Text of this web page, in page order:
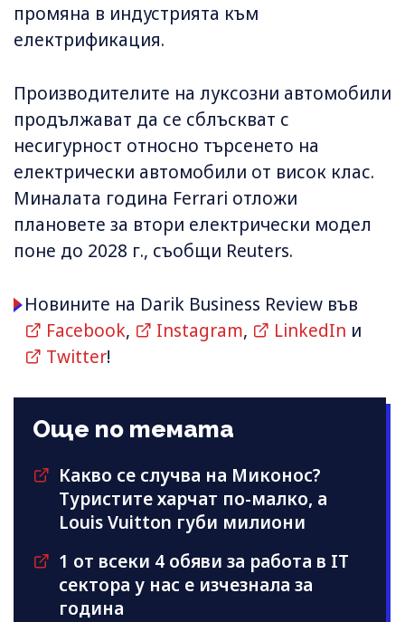
промяна в индустрията към
електрификация.
Производителите на луксозни автомобили
продължават да се сблъскват с
несигурност относно търсенето на
електрически автомобили от висок клас.
Миналата година Ferrari отложи
плановете за втори електрически модел
поне до 2028 г., съобщи Reuters.
Новините на Darik Business Review във
Facebook, Instagram, LinkedIn и
Twitter!
Още по темата
Какво се случва на Миконос?
Туристите харчат по-малко, а
Louis Vuitton губи милиони
1 от всеки 4 обяви за работа в IT
сектора у нас е изчезнала за
година